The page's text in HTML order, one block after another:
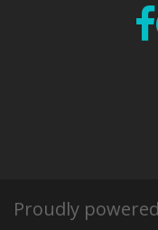
Proudly